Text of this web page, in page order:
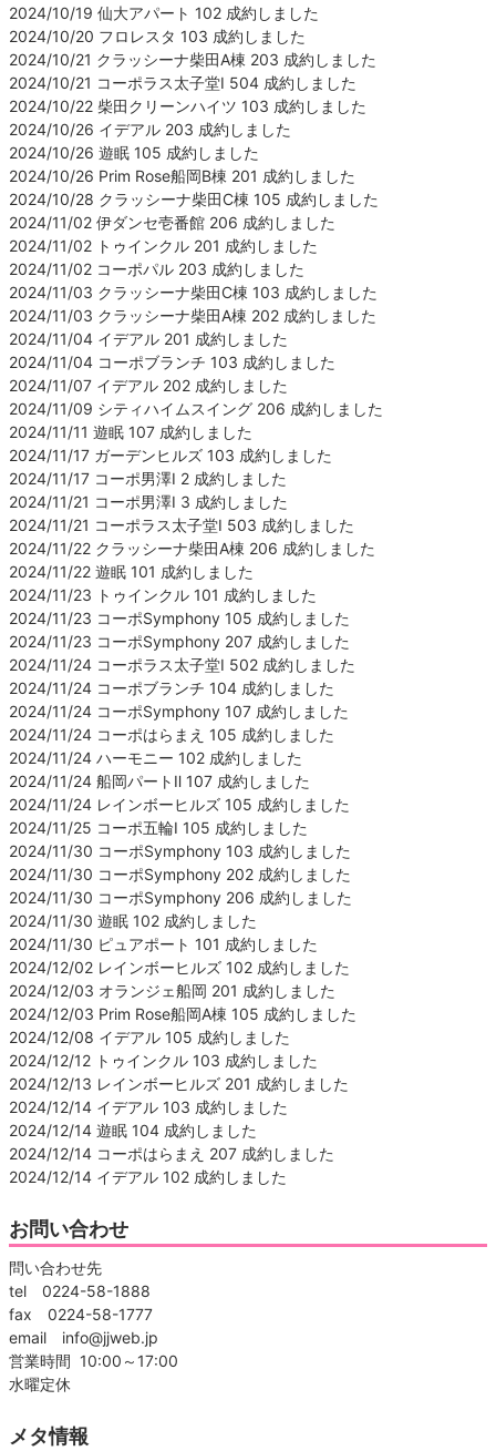
2024/10/19 仙大アパート 102 成約しました
2024/10/20 フロレスタ 103 成約しました
2024/10/21 クラッシーナ柴田A棟 203 成約しました
2024/10/21 コーポラス太子堂Ⅰ 504 成約しました
2024/10/22 柴田クリーンハイツ 103 成約しました
2024/10/26 イデアル 203 成約しました
2024/10/26 遊眠 105 成約しました
2024/10/26 Prim Rose船岡B棟 201 成約しました
2024/10/28 クラッシーナ柴田C棟 105 成約しました
2024/11/02 伊ダンセ壱番館 206 成約しました
2024/11/02 トゥインクル 201 成約しました
2024/11/02 コーポパル 203 成約しました
2024/11/03 クラッシーナ柴田C棟 103 成約しました
2024/11/03 クラッシーナ柴田A棟 202 成約しました
2024/11/04 イデアル 201 成約しました
2024/11/04 コーポブランチ 103 成約しました
2024/11/07 イデアル 202 成約しました
2024/11/09 シティハイムスイング 206 成約しました
2024/11/11 遊眠 107 成約しました
2024/11/17 ガーデンヒルズ 103 成約しました
2024/11/17 コーポ男澤Ⅰ 2 成約しました
2024/11/21 コーポ男澤Ⅰ 3 成約しました
2024/11/21 コーポラス太子堂Ⅰ 503 成約しました
2024/11/22 クラッシーナ柴田A棟 206 成約しました
2024/11/22 遊眠 101 成約しました
2024/11/23 トゥインクル 101 成約しました
2024/11/23 コーポSymphony 105 成約しました
2024/11/23 コーポSymphony 207 成約しました
2024/11/24 コーポラス太子堂Ⅰ 502 成約しました
2024/11/24 コーポブランチ 104 成約しました
2024/11/24 コーポSymphony 107 成約しました
2024/11/24 コーポはらまえ 105 成約しました
2024/11/24 ハーモニー 102 成約しました
2024/11/24 船岡パートⅡ 107 成約しました
2024/11/24 レインボーヒルズ 105 成約しました
2024/11/25 コーポ五輪Ⅰ 105 成約しました
2024/11/30 コーポSymphony 103 成約しました
2024/11/30 コーポSymphony 202 成約しました
2024/11/30 コーポSymphony 206 成約しました
2024/11/30 遊眠 102 成約しました
2024/11/30 ピュアポート 101 成約しました
2024/12/02 レインボーヒルズ 102 成約しました
2024/12/03 オランジェ船岡 201 成約しました
2024/12/03 Prim Rose船岡A棟 105 成約しました
2024/12/08 イデアル 105 成約しました
2024/12/12 トゥインクル 103 成約しました
2024/12/13 レインボーヒルズ 201 成約しました
2024/12/14 イデアル 103 成約しました
2024/12/14 遊眠 104 成約しました
2024/12/14 コーポはらまえ 207 成約しました
2024/12/14 イデアル 102 成約しました
お問い合わせ
問い合わせ先
tel 0224-58-1888
fax 0224-58-1777
email info@jjweb.jp
営業時間 10:00～17:00
水曜定休
メタ情報